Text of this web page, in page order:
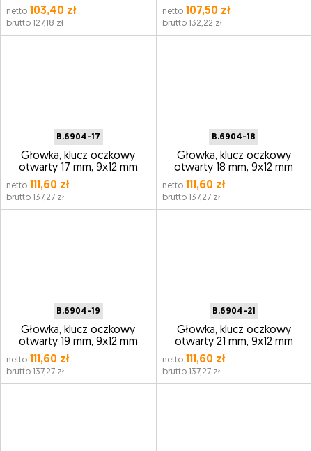
netto 103,40 zł
brutto 127,18 zł
netto107,50 zł
brutto 132,22 zł
B.6904-17
Głowka, klucz oczkowy
otwarty 17 mm, 9x12 mm
netto 111,60 zł
brutto 137,27 zł
B.6904-18
Głowka, klucz oczkowy
otwarty 18 mm, 9x12 mm
netto111,60 zł
brutto 137,27 zł
B.6904-19
Głowka, klucz oczkowy
otwarty 19 mm, 9x12 mm
netto 111,60 zł
brutto 137,27 zł
B.6904-21
Głowka, klucz oczkowy
otwarty 21 mm, 9x12 mm
netto111,60 zł
brutto 137,27 zł